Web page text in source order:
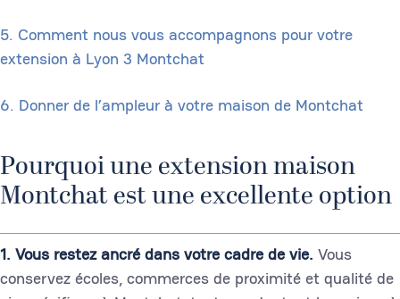
5. Comment nous vous accompagnons pour votre
extension à Lyon 3 Montchat
6. Donner de l’ampleur à votre maison de Montchat
Pourquoi une extension maison
Montchat est une excellente option
1. Vous restez ancré dans votre cadre de vie. Vous
conservez écoles, commerces de proximité et qualité de